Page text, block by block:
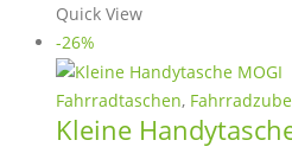
werden
mehrere
Varianten
auf.
Quick View
-26%
Fahrradtaschen,
Kleine